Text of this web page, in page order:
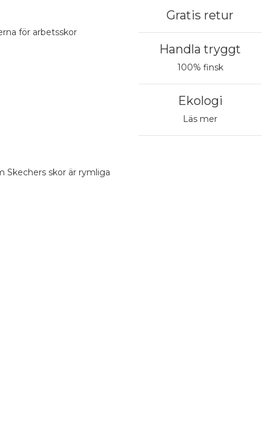
för arbetsskor
Skechers skor är rymliga
Gratis retur
Handla tryggt
100% finsk
Ekologi
Läs mer